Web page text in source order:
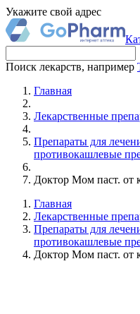
Укажите свой адрес
Поиск лекарств, например
Главная
Лекарственные
Препараты для
противокашлевые
Доктор Мом паст. от
Главная
Лекарственные
Препараты для
противокашлевые
Доктор Мом паст. от